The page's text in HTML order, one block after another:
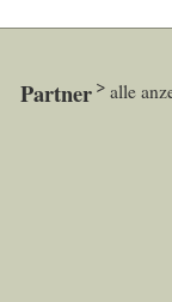
Partner alle